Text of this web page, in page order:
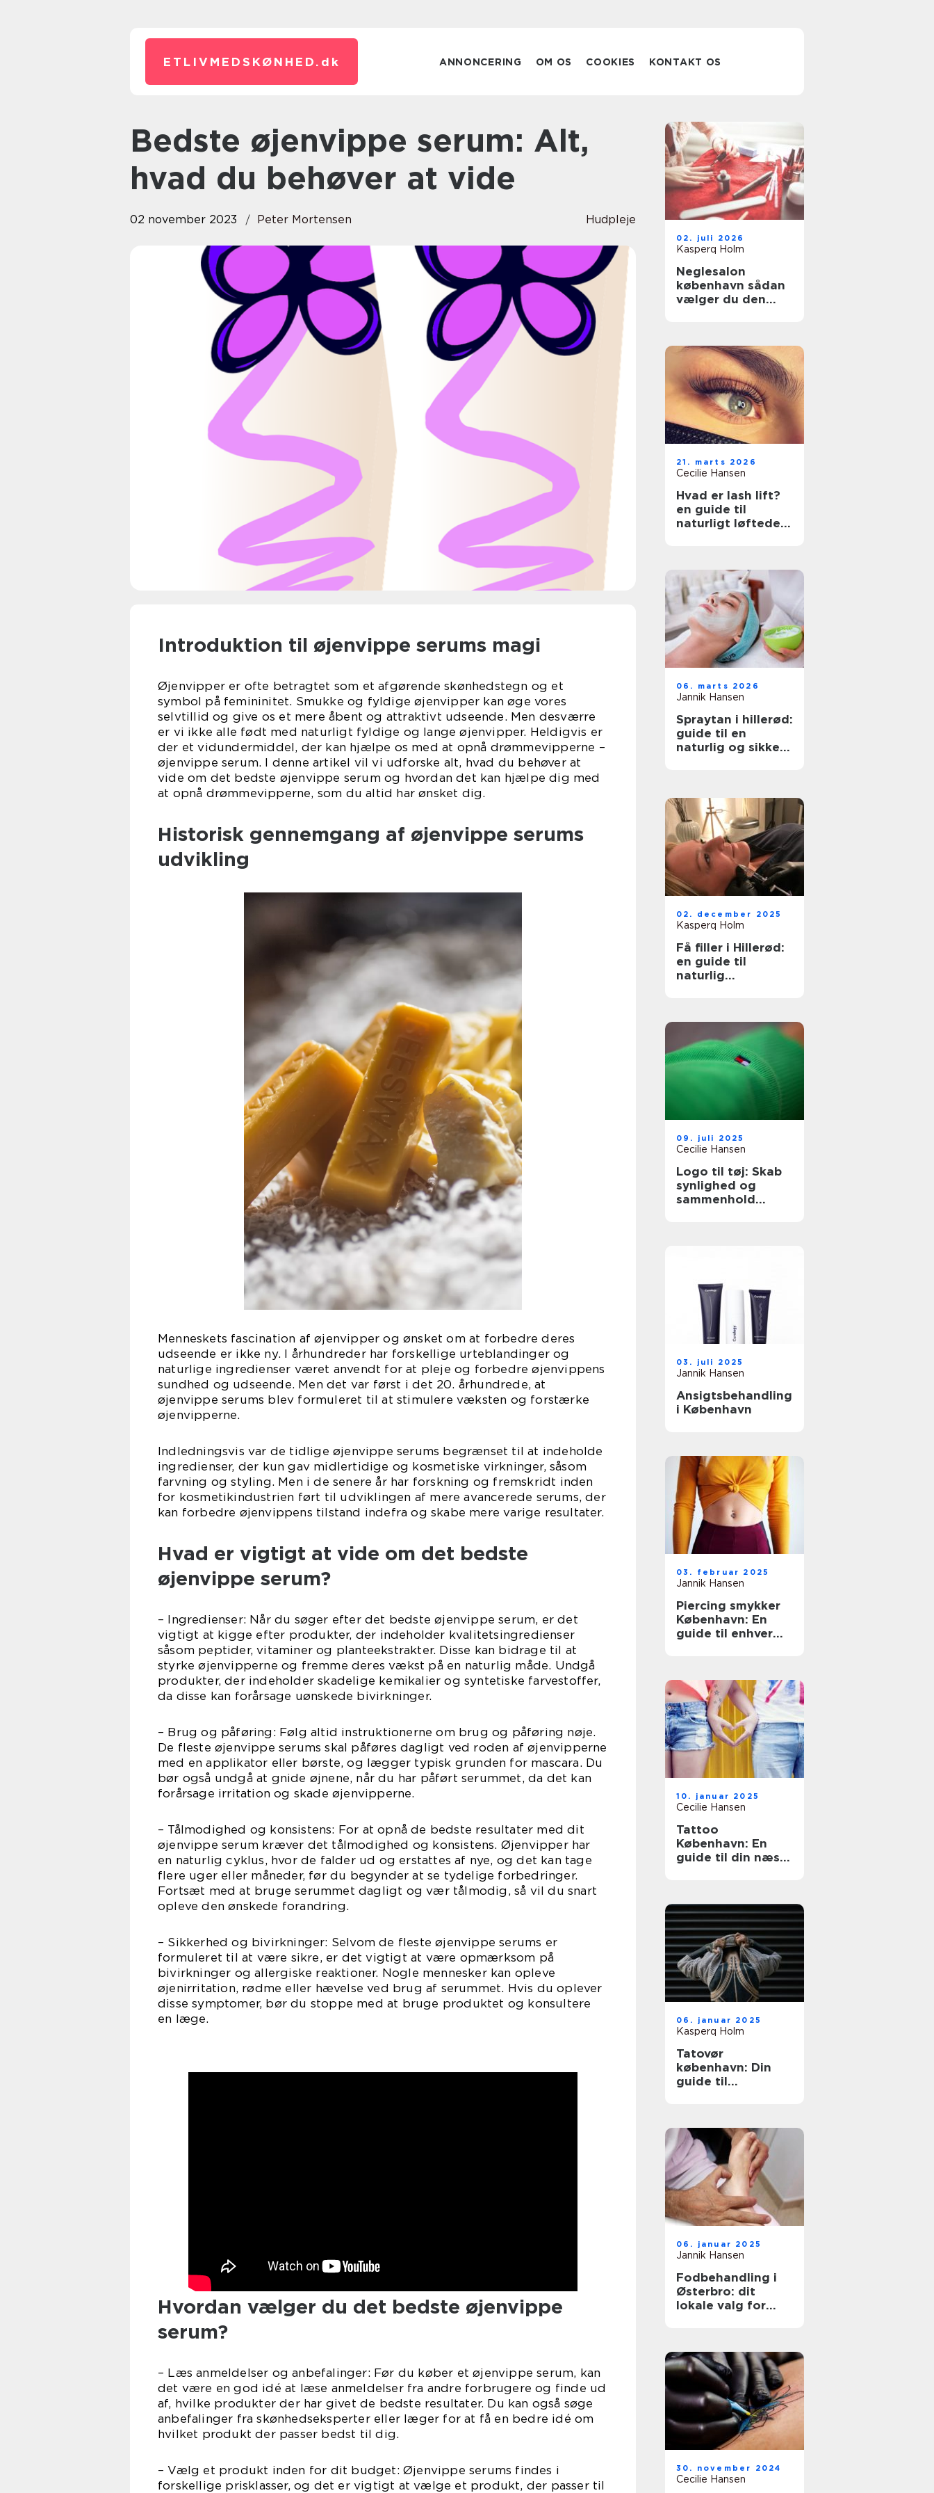
ETLIVMEDSKØNHED. dk ANNONCERING OM OS COOKIES KONTAKT OS
Bedste øjenvippe serum: Alt,
hvad du behøver at vide
02 november 2023 Peter Mortensen Hudpleje
Introduktion til øjenvippe serums magi
Øjenvipper er ofte betragtet som et afgørende skønhedstegn og et
symbol på femininitet. Smukke og fyldige øjenvipper kan øge vores
selvtillid og give os et mere åbent og attraktivt udseende. Men desværre
er vi ikke alle født med naturligt fyldige og lange øjenvipper. Heldigvis er
der et vidundermiddel, der kan hjælpe os med at opnå drømmevipperne –
øjenvippe serum. I denne artikel vil vi udforske alt, hvad du behøver at
vide om det bedste øjenvippe serum og hvordan det kan hjælpe dig med
at opnå drømmevipperne, som du altid har ønsket dig.
Historisk gennemgang af øjenvippe serums
udvikling
Menneskets fascination af øjenvipper og ønsket om at forbedre deres
udseende er ikke ny. I århundreder har forskellige urteblandinger og
naturlige ingredienser været anvendt for at pleje og forbedre øjenvippens
sundhed og udseende. Men det var først i det 20. århundrede, at
øjenvippe serums blev formuleret til at stimulere væksten og forstærke
øjenvipperne.
Indledningsvis var de tidlige øjenvippe serums begrænset til at indeholde
ingredienser, der kun gav midlertidige og kosmetiske virkninger, såsom
farvning og styling. Men i de senere år har forskning og fremskridt inden
for kosmetikindustrien ført til udviklingen af mere avancerede serums, der
kan forbedre øjenvippens tilstand indefra og skabe mere varige resultater.
Hvad er vigtigt at vide om det bedste
øjenvippe serum?
– Ingredienser: Når du søger efter det bedste øjenvippe serum, er det
vigtigt at kigge efter produkter, der indeholder kvalitetsingredienser
såsom peptider, vitaminer og planteekstrakter. Disse kan bidrage til at
styrke øjenvipperne og fremme deres vækst på en naturlig måde. Undgå
produkter, der indeholder skadelige kemikalier og syntetiske farvestoffer,
da disse kan forårsage uønskede bivirkninger.
– Brug og påføring: Følg altid instruktionerne om brug og påføring nøje.
De fleste øjenvippe serums skal påføres dagligt ved roden af øjenvipperne
med en applikator eller børste, og lægger typisk grunden for mascara. Du
bør også undgå at gnide øjnene, når du har påført serummet, da det kan
forårsage irritation og skade øjenvipperne.
– Tålmodighed og konsistens: For at opnå de bedste resultater med dit
øjenvippe serum kræver det tålmodighed og konsistens. Øjenvipper har
en naturlig cyklus, hvor de falder ud og erstattes af nye, og det kan tage
flere uger eller måneder, før du begynder at se tydelige forbedringer.
Fortsæt med at bruge serummet dagligt og vær tålmodig, så vil du snart
opleve den ønskede forandring.
– Sikkerhed og bivirkninger: Selvom de fleste øjenvippe serums er
formuleret til at være sikre, er det vigtigt at være opmærksom på
bivirkninger og allergiske reaktioner. Nogle mennesker kan opleve
øjenirritation, rødme eller hævelse ved brug af serummet. Hvis du oplever
disse symptomer, bør du stoppe med at bruge produktet og konsultere
en læge.
Hvordan vælger du det bedste øjenvippe
serum?
– Læs anmeldelser og anbefalinger: Før du køber et øjenvippe serum, kan
det være en god idé at læse anmeldelser fra andre forbrugere og finde ud
af, hvilke produkter der har givet de bedste resultater. Du kan også søge
anbefalinger fra skønhedseksperter eller læger for at få en bedre idé om
hvilket produkt der passer bedst til dig.
– Vælg et produkt inden for dit budget: Øjenvippe serums findes i
forskellige prisklasser, og det er vigtigt at vælge et produkt, der passer til
02. juli 2026
Kasperq Holm
Neglesalon
københavn sådan
vælger du den
21. marts 2026
Cecilie Hansen
Hvad er lash lift?
en guide til
naturligt løftede
06. marts 2026
Jannik Hansen
Spraytan i hillerød:
guide til en
naturlig og sikker
02. december 2025
Kasperq Holm
Få filler i Hillerød:
en guide til
naturlig
09. juli 2025
Cecilie Hansen
Logo til tøj: Skab
synlighed og
sammenhold
03. juli 2025
Jannik Hansen
Ansigtsbehandling
i København
03. februar 2025
Jannik Hansen
Piercing smykker
København: En
guide til enhver
10. januar 2025
Cecilie Hansen
Tattoo
København: En
guide til din næste
06. januar 2025
Kasperq Holm
Tatovør
københavn: Din
guide til
06. januar 2025
Jannik Hansen
Fodbehandling i
Østerbro: dit
lokale valg for
30. november 2024
Cecilie Hansen